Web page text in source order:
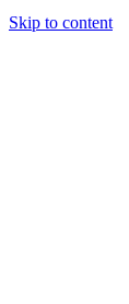
Skip to content